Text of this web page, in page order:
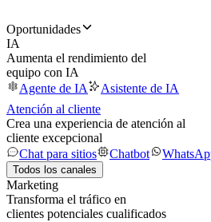
Oportunidades
IA
Aumenta el rendimiento del
equipo con IA
Agente de IA
Asistente de IA
Atención al cliente
Crea una experiencia de atención al
cliente excepcional
Chat para sitios
Chatbot
Todos los canales
Marketing
Transforma el tráfico en
clientes potenciales cualificados